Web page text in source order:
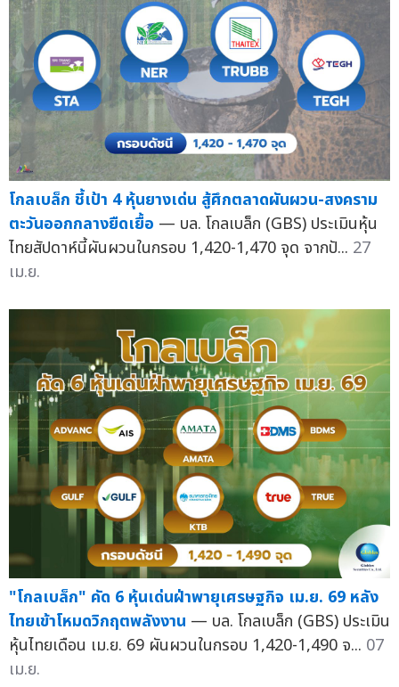
โกลเบล็ก ชี้เป้า 4 หุ้นยางเด่น สู้ศึกตลาดผันผวน-สงคราม
ตะวันออกกลางยืดเยื้อ — บล. โกลเบล็ก (GBS) ประเมินหุ้น
ไทยสัปดาห์นี้ผันผวนในกรอบ 1,420-1,470 จุด จากปั... 27
เม.ย.
"โกลเบล็ก" คัด 6 หุ้นเด่นฝ่าพายุเศรษฐกิจ เม.ย. 69 หลัง
ไทยเข้าโหมดวิกฤตพลังงาน — บล. โกลเบล็ก (GBS) ประเมิน
หุ้นไทยเดือน เม.ย. 69 ผันผวนในกรอบ 1,420-1,490 จ... 07
เม.ย.